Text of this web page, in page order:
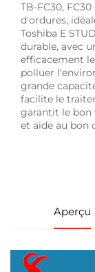
TB-FC30,
d'ordures,
Toshiba E
durable, avec
efficacement
polluer
grande
facilite le
garantit le
et aide au bon
Aperçu